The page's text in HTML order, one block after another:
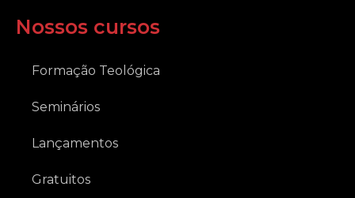
e
b
o
t
u
e
t
a
r
Nossos cursos
Formação Teológica
Seminários
Lançamentos
Gratuitos